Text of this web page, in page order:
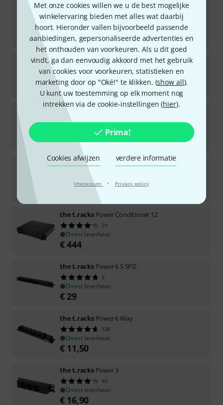
Met onze cookies willen we u de best mogelijke
winkelervaring bieden met alles wat daarbij
hoort. Hieronder vallen bijvoorbeeld passende
aanbiedingen, gepersonaliseerde advertenties en
het onthouden van voorkeuren. Als u dit goed
vindt, ga dan eenvoudig akkoord met het gebruik
van cookies voor voorkeuren, statistieken en
marketing door op "Oké!" te klikken. (show all).
U kunt uw toestemming op elk moment nog
intrekken via de cookie-instellingen (hier).
Prima!
Cookies afwijzen verdere informatie
Impressum · Privacy policy
the t.racksPSA 3216
76
In 1–2 weken beschikbaar
€111
the t.racksPower 8 PC
57
In 7–9 weken beschikbaar
€ 35
the t.racks Power MS5 IEC USB
7
Direct leverbaar
€55
the t.racks Rack Power Supply 19"
Direct leverbaar
the t.racks Power Conditioner 12
24
Direct leverbaar
€444
the t.racks Power 6 S SPD
6
Direct leverbaar
€ 29
the t.racks Power 6 Way
128
Direct leverbaar
€ 11,50
the t.racks Power 3
44
Direct leverbaar
€ 16,90